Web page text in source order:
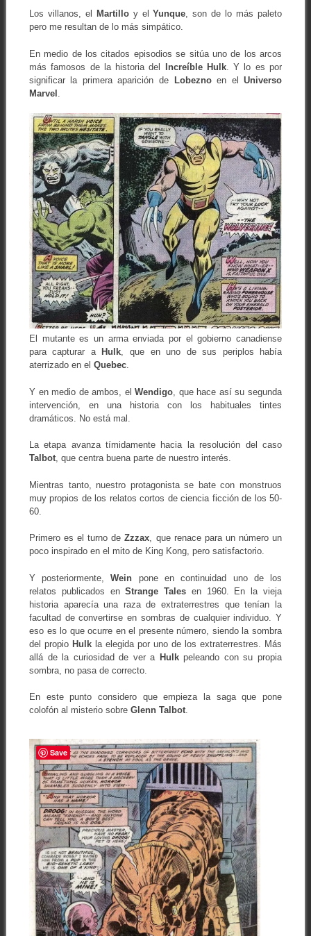
Los villanos, el Martilloy elYunque, son de lo más paleto
pero me resultan de lo más simpático.
En medio de los citados episodios se sitúa uno de los arcos
más famosos de la historia del
Increíble Hulk. Y lo es por
significar la primera aparición de
Lobeznoen elUniverso
Marvel
El mutante es un arma enviada por el gobierno canadiense
para capturar a Hulk, que en uno de sus periplos había
aterrizado en el Quebec.
Y en medio de ambos, elWendigo , que hace así su segunda
intervención, en una historia con los habituales tintes
dramáticos. No está mal.
La etapa avanza tímidamente hacia la resolución del caso
Talbot, que centra buena parte de nuestro interés.
Mientras tanto, nuestro protagonista se bate con monstruos
muy propios de los relatos cortos de ciencia ficción de los 50-
60.
Primero es el turno deZzzax, que renace para un número un
poco inspirado en el mito de King Kong, pero satisfactorio.
Y posteriormente,Wein pone en continuidad uno de los
relatos publicados enStrange Tales en 1960. En la vieja
historia aparecía una raza de extraterrestres que tenían la
facultad de convertirse en sombras de cualquier individuo. Y
eso es lo que ocurre en el presente número, siendo la sombra
del propio Hulkla elegida por uno de los extraterrestres. Más
allá de la curiosidad de ver a Hulkpeleando con su propia
sombra, no pasa de correcto.
En este punto considero que empieza la saga que pone
colofón al misterio sobre Glenn Talbot.
Save